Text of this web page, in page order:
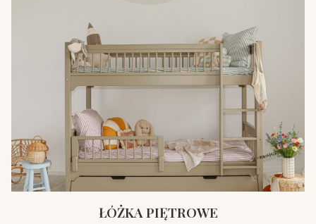
ŁÓŻKA PIĘTROWE